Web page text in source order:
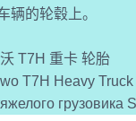
的轮毂上。
T7H 重卡 轮胎
Heavy Truck
грузовика